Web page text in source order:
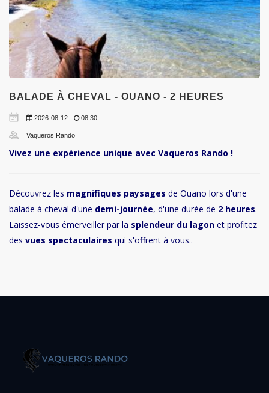
BALADE À CHEVAL - OUANO - 2 HEURES
2026-08-12 - 08:30
Vaqueros Rando
Vivez une expérience unique avec Vaqueros Rando !
Découvrez les magnifiques paysages de Ouano lors d'une
balade à cheval d'une demi-journée, d'une durée de 2 heures.
Laissez-vous émerveiller par la splendeur du lagon et profitez
des vues spectaculaires qui s'offrent à vous..